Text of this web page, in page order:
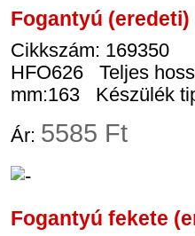
Fogantyú
Cikkszám: 169350
HFO626 Teljes
mm:163 Készülék
Ár: 5585 Ft
Fogantyú fekete